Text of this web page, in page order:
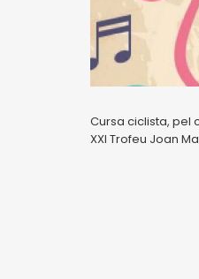
Cursa ciclista, pel
XXI Trofeu Joan